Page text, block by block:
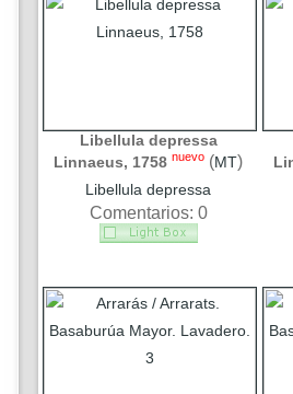
Libellula depressa
Linnaeus, 1758 nuevo (MT)
Libellula depressa
Comentarios: 0